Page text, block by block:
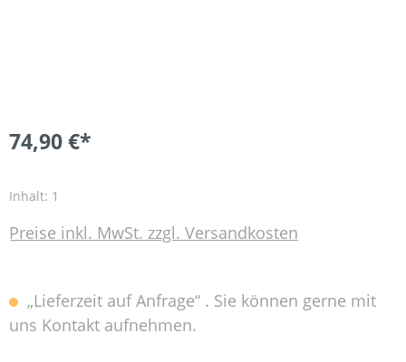
74,90 €*
Inhalt: 1
Preise inkl. MwSt. zzgl. Versandkosten
„Lieferzeit auf Anfrage“ . Sie können gerne mit
uns Kontakt aufnehmen.